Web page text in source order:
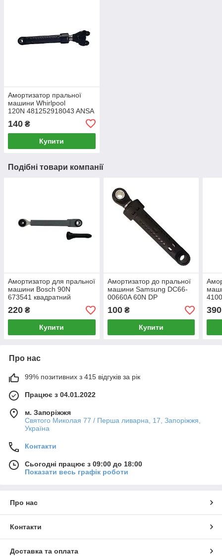
Амортизатор пральної
машини Whirlpool
120N 481252918043 ANSA
140 ₴
Купити
Подібні товари компанії
Амортизатор для пральної
машини Bosch 90N
673541 квадратний
220 ₴
Купити
Амортизатор до пральної
машини Samsung DC66-
00660A 60N DP
100₴
Купити
390
Про нас
99% позитивних з 415 відгуків за рік
Працює з 04.01.2022
м. Запоріжжя
Святого Миколая 77 / Перша ливарна, 17, Запоріжжя,
Україна
Контакти
Сьогодні працює з 09:00 до 18:00
Показати весь графік роботи
Про нас
Контакти
Доставка та оплата